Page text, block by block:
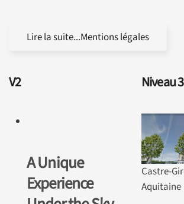
Lire la suite...Mentions légales
V2
A Unique
Experience
Niveau 3
Castre-
Aquitaine